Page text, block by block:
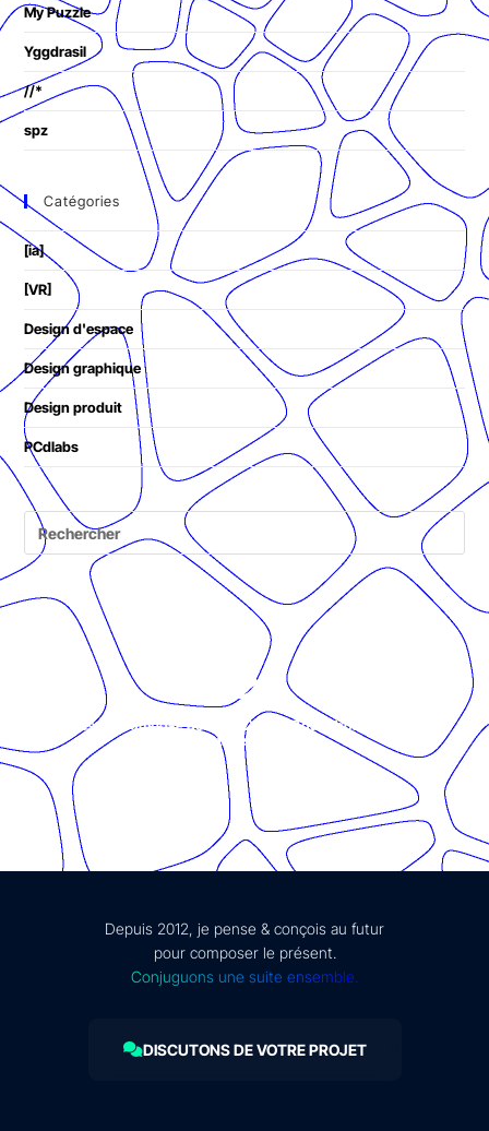
My Puzzle
Yggdrasil
//*
spz
Catégories
[ia]
[VR]
Design d'espace
Design graphique
Design produit
PCdlabs
© Présent Composé design - 2024 - Tous droits réservés -
mentions légales
Depuis 2012, je pense & conçois au futur
pour composer le présent.
Conjuguons une suite ensemble.
DISCUTONS DE VOTRE PROJET